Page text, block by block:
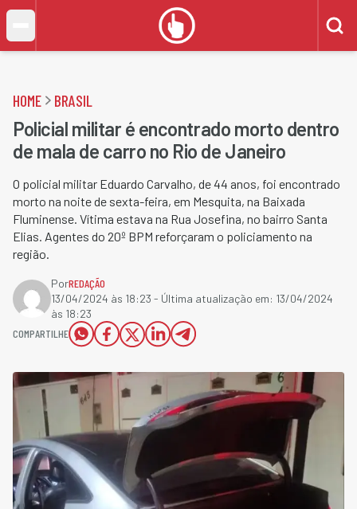
HOME BRASIL
Policial militar é encontrado morto dentro
de mala de carro no Rio de Janeiro
O policial militar Eduardo Carvalho, de 44 anos, foi encontrado
morto na noite de sexta-feira, em Mesquita, na Baixada
Fluminense. Vítima estava na Rua Josefina, no bairro Santa
Elias. Agentes do 20º BPM reforçaram o policiamento na
região.
PorREDAÇÃO
13/04/2024 às 18:23 - Última atualização em: 13/04/2024
às 18:23
COMPARTILHE